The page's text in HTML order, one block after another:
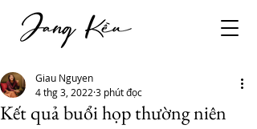
Kết quả buổi họp thường niên
Giau Nguyen
4 thg 3, 2022 3 phút đọc